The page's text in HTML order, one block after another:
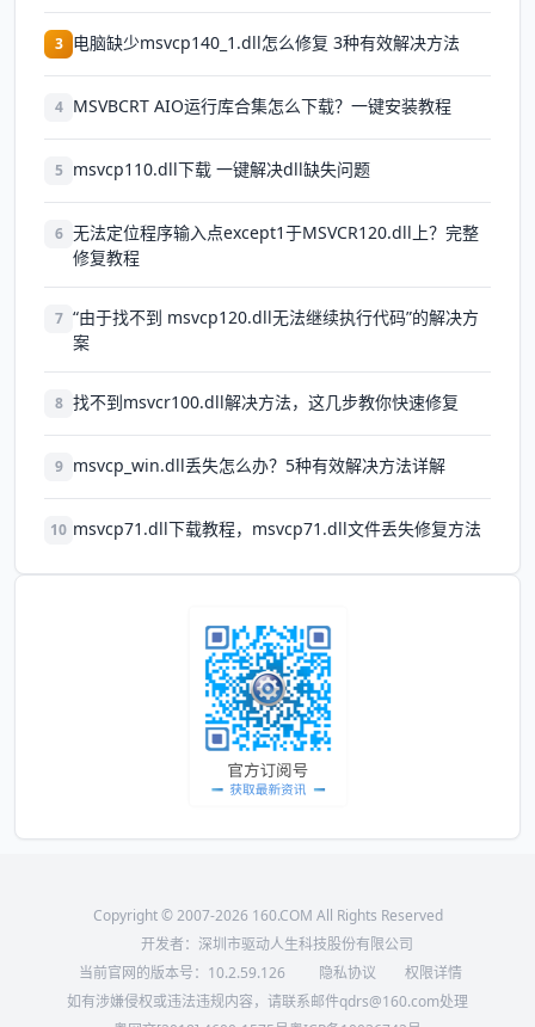
3 电脑缺少msvcp140_1.dll怎么修复 3种有效解决方法
4 MSVBCRT AIO运行库合集怎么下载？一键安装教程
5 msvcp110.dll下载 一键解决dll缺失问题
6 无法定位程序输入点except1于MSVCR120.dll上？完整
修复教程
7 “由于找不到 msvcp120.dll无法继续执行代码”的解决方
案
8 找不到msvcr100.dll解决方法，这几步教你快速修复
9 msvcp_win.dll丢失怎么办？5种有效解决方法详解
10 msvcp71.dll下载教程，msvcp71.dll文件丢失修复方法
Copyright © 2007-2026 160.COM All Rights Reserved
开发者：深圳市驱动人生科技股份有限公司
当前官网的版本号： 10.2.59.126 隐私协议
权限详情
如有涉嫌侵权或违法违规内容，请联系邮件qdrs@160.com处理